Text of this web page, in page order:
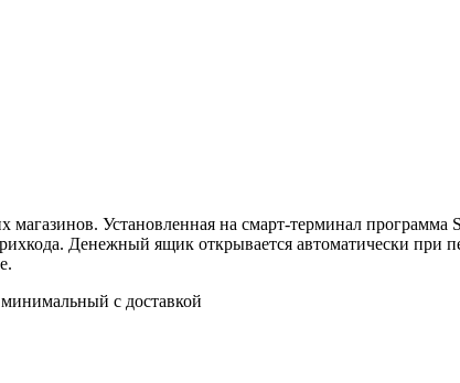
Установленная на смарт-терминал программа
Денежный ящик открывается автоматически при
с доставкой